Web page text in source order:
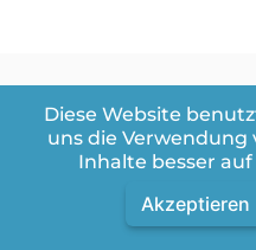
Weitere Videos aus
Videos in dieser Playlist
303
Diese Website
uns die Verwendung
Inhalte besser
Akzeptieren